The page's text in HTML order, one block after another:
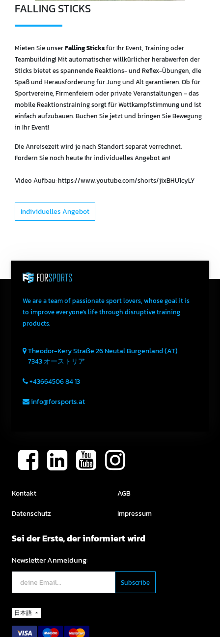
FALLING STICKS
Mieten Sie unserFalling Sticksfür Ihr Event, Training oder
Teambuilding! Mit automatischer willkürlicher herabwerfen der
Sticks bietet es spannende Reaktions- und Reflex-Übungen, die
Spaß und Herausforderung für Jung und Alt garantieren. Ob für
Sportvereine, Firmenfeiern oder private Veranstaltungen – das
mobile Reaktionstraining sorgt für Wettkampfstimmung und ist
einfach aufzubauen. Buchen Sie jetzt und bringen Sie Bewegung
in Ihr Event!
Die Anreisezeit wird je nach Standort separat verrechnet.
Fordern Sie noch heute Ihr individuelles Angebot an!
Video Aufbau: https://www.youtube.com/shorts/jixBHU1cyLY
Individuelles Angebot
We are a team of passionate sport lovers, whose goal it is
to improve everyone's life through disruptive training
products.
Theodor-Kery Straße 26NeutalBurgenland (AT)
7343オーストリア
+43664506 84 13
info@forsports.at
Kontakt
Datenschutz
AGB
Impressum
Sei der Erste, der informiert wird
Newsletter Anmeldung:
日本語